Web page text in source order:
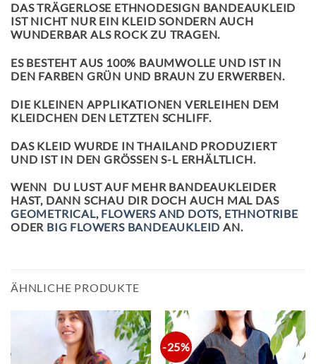
DAS TRÄGERLOSE ETHNODESIGN BANDEAUKLEID
IST NICHT NUR EIN KLEID SONDERN AUCH
WUNDERBAR ALS ROCK ZU TRAGEN.
ES BESTEHT AUS 100% BAUMWOLLE UND IST IN
DEN FARBEN GRÜN UND BRAUN ZU ERWERBEN.
DIE KLEINEN APPLIKATIONEN VERLEIHEN DEM
KLEIDCHEN DEN LETZTEN SCHLIFF.
DAS KLEID WURDE IN THAILAND PRODUZIERT
UND IST IN DEN GRÖSSEN S-L ERHÄLTLICH.
WENN DU LUST AUF MEHR BANDEAUKLEIDER
HAST, DANN SCHAU DIR DOCH AUCH MAL DAS
GEOMETRICAL, FLOWERS AND DOTS, ETHNOTRIBE
ODER BIG FLOWERS BANDEAUKLEID AN.
ÄHNLICHE PRODUKTE
-25%